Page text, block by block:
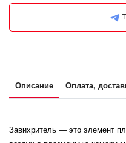
Описание Оплата,
Завихритель — это элемент